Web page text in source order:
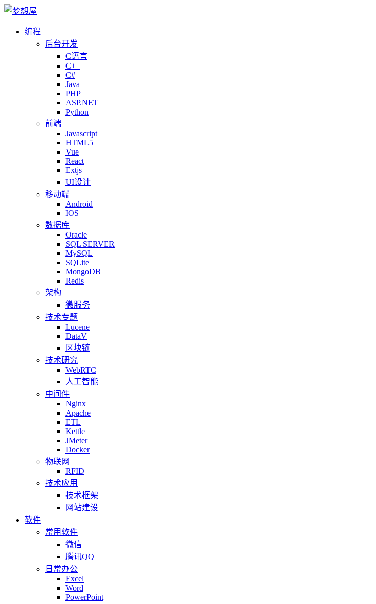
编程
后台开发
C语言
C++
C#
Java
PHP
ASP.NET
Python
前端
Javascript
HTML5
Vue
React
Extjs
UI设计
移动端
Android
IOS
数据库
Oracle
SQL SERVER
MySQL
SQLite
MongoDB
Redis
架构
微服务
技术专题
Lucene
DataV
区块链
技术研究
WebRTC
人工智能
中间件
Nginx
Apache
ETL
Kettle
JMeter
Docker
物联网
RFID
技术应用
技术框架
网站建设
软件
常用软件
微信
腾讯QQ
日常办公
Excel
Word
PowerPoint